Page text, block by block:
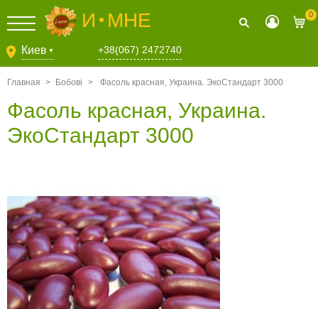
И МНЕ 0
Киев ▼ +38(067) 2472740
Главная > Бобовi > Фасоль красная, Украина. ЭкоСтандарт 3000
Фасоль красная, Украина.
ЭкоСтандарт 3000